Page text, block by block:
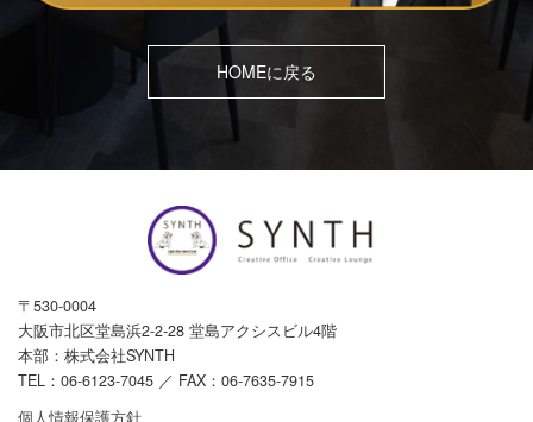
HOMEに戻る
〒530-0004
大阪市北区堂島浜2-2-28 堂島アクシスビル4階
本部：株式会社SYNTH
TEL： 06-6123-7045 ／ FAX：06-7635-7915
個人情報保護方針